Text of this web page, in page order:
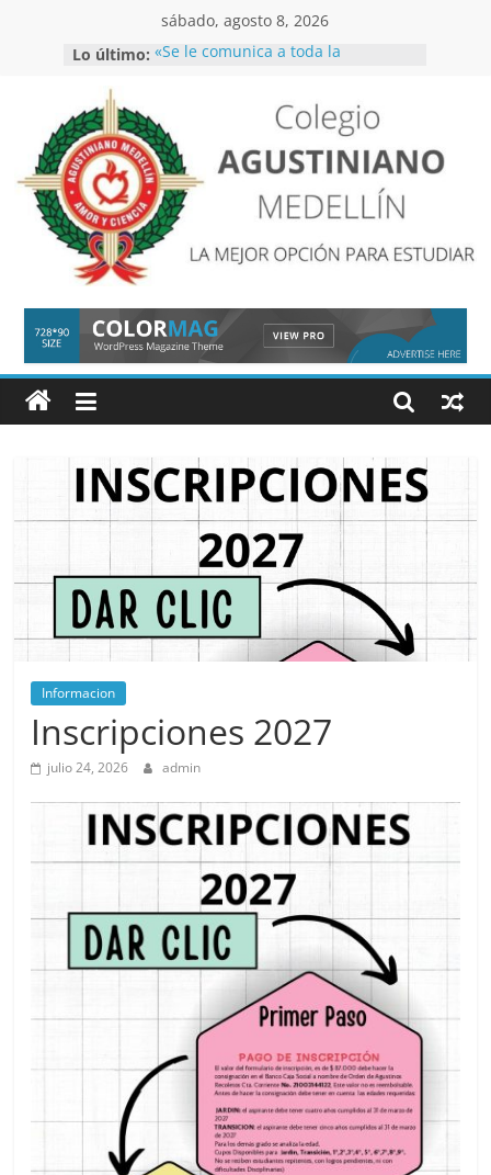
contenido
sábado, agosto 8, 2026
Lo último: «Se le comunica a toda la
simulacro de evacuación se llevará
a cabo entre el 01 y 05 de junio
CIRCULAR CATEDRA SOCIO-
EMOCIONAL
Inscripciones 2027
Inscripciones
COLEGIO
AGUSTINIANO
MEDELLIN
LA
MEJOR
Informacion
Inscripciones 2027
julio 24, 2026 admin